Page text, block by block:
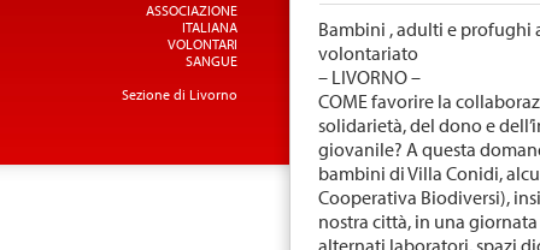
ASSOCIAZIONE
ITALIANA
VOLONTARI
SANGUE
Sezione di Livorno
Bambini , adulti e profughi
volontariato
– LIVORNO –
COME favorire la
solidarietà, del dono e
giovanile? A questa
bambini di Villa Conidi,
Cooperativa Biodiversi),
nostra città, in una
alternati laboratori, spazi